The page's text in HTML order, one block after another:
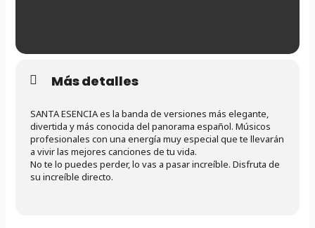
Más detalles
SANTA ESENCIA es la banda de versiones más elegante,
divertida y más conocida del panorama español. Músicos
profesionales con una energía muy especial que te llevarán
a vivir las mejores canciones de tu vida.
No te lo puedes perder, lo vas a pasar increíble. Disfruta de
su increíble directo.